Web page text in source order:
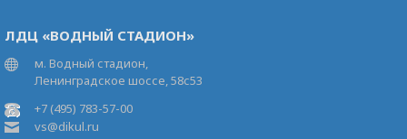
ЛДЦ «ВОДНЫЙ СТАДИОН»
м. Водный стадион,
Ленинградское шоссе, 58с53
+7 (495) 783-57-00
vs@dikul.ru